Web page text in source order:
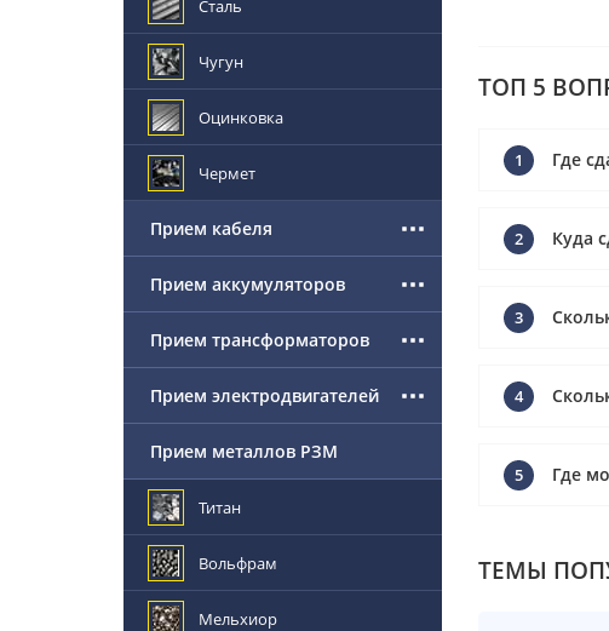
ТОП 5
1 Где
2 Куда
3
4
5 Где
ТЕМЫ
Сталь
Чугун
Оцинковка
Чермет
Прием кабеля
Прием аккумуляторов
Прием трансформаторов
Прием электродвигателей
Прием металлов РЗМ
Титан
Вольфрам
Мельхиор